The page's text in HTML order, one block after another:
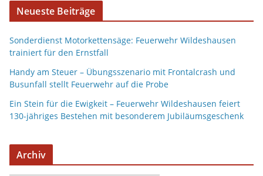
Neueste Beiträge
Sonderdienst Motorkettensäge: Feuerwehr Wildeshausen
trainiert für den Ernstfall
Handy am Steuer – Übungsszenario mit Frontalcrash und
Busunfall stellt Feuerwehr auf die Probe
Ein Stein für die Ewigkeit – Feuerwehr Wildeshausen feiert
130-jähriges Bestehen mit besonderem Jubiläumsgeschenk
Archiv